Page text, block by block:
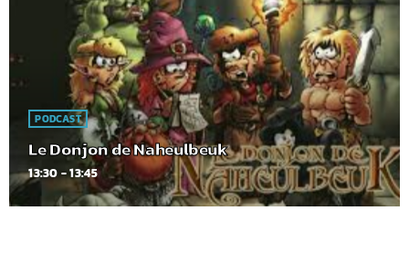
PODCAST
Le Donjon de Naheulbeuk
13:30 - 13:45